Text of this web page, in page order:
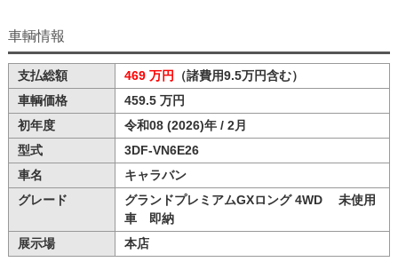
車輌情報
支払総額 469 万円 （諸費用9.5万円含む）
車輌価格
459.5 万円
初年度
令和08 (2026)年 / 2月
型式
3DF-VN6E26
車名
キャラバン
グレード
グランドプレミアムGXロング 4WD 未使用
車 即納
展示場
本店